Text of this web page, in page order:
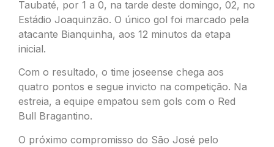
Taubaté, por 1 a 0, na tarde deste domingo, 02, no
Estádio Joaquinzão. O único gol foi marcado pela
atacante Bianquinha, aos 12 minutos da etapa
inicial.
Com o resultado, o time joseense chega aos
quatro pontos e segue invicto na competição. Na
estreia, a equipe empatou sem gols com o Red
Bull Bragantino.
O próximo compromisso do São José pelo